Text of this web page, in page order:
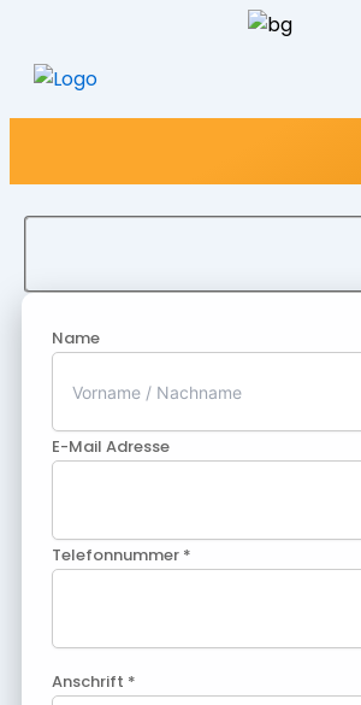
Name
E-Mail Adresse
Telefonnummer *
Anschrift *